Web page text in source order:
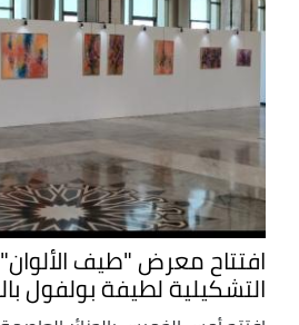
افتتاح معرض "طيف الألوان"
التشكيلية لطيفة بولفول